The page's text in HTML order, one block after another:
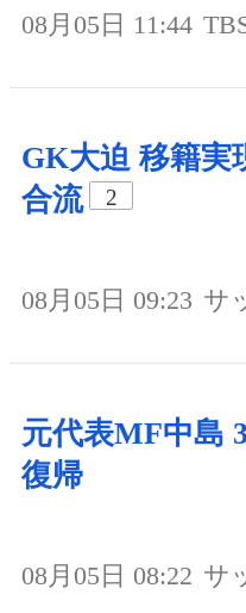
08月05日 11:44
GK大迫 移籍実
合流
2
08月05日 09:23 サ
元代表MF中島
復帰
08月05日 08:22 サ